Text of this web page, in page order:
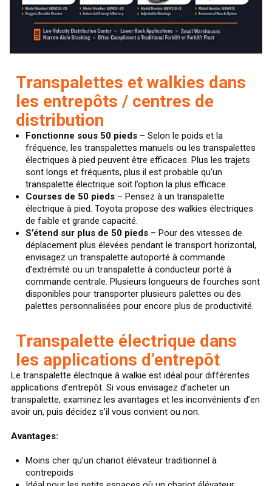
Transpalettes et walkies dans
les entrepôts / centres de
distribution
Fonctionne sous 50 pieds – Selon le poids et la
fréquence, les transpalettes manuels ou les transpalettes
électriques à pied peuvent être efficaces. Plus les trajets
sont longs et fréquents, plus il est probable qu’un
transpalette électrique soit l’option la plus efficace.
Courses de 50 pieds – Pensez à un transpalette
électrique à pied. Toyota propose des walkies électriques
de faible et grande capacité.
S’étend sur plus de 50 pieds – Pour des vitesses de
déplacement plus élevées pendant le transport horizontal,
envisagez un transpalette autoporté à commande
d’extrémité ou un transpalette à conducteur porté à
commande centrale. Plusieurs longueurs de fourches sont
disponibles pour transporter plusieurs palettes ou des
palettes personnalisées pour encore plus de productivité.
Transpalette électrique dans
les applications d’entrepôt
Le transpalette électrique à walkie est idéal pour différentes
applications d’entrepôt. Si vous envisagez d’acheter un
transpalette, examinez les avantages et les inconvénients d’en
avoir un, puis décidez s’il vous convient ou non.
Avantages:
Moins cher qu’un chariot élévateur traditionnel à
contrepoids